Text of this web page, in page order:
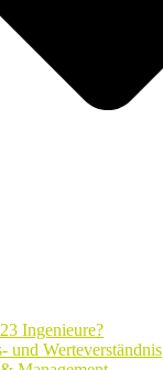
Ingenieure?
und Werteverständnis